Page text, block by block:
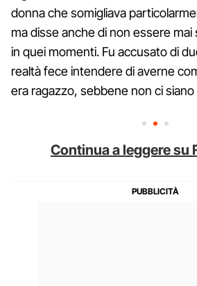
donna che somigliava
ma disse anche di non essere
in quei momenti. Fu accusato di
realtà fece intendere di averne
era ragazzo, sebbene non ci
Continua a leggere su